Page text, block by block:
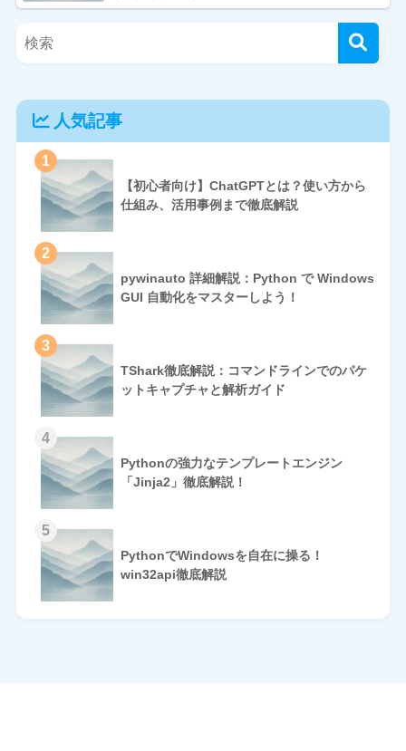
人気記事
1
【初心者向け】ChatGPTとは？使い方から
仕組み、活用事例まで徹底解説
2
pywinauto 詳細解説：Python で Windows
GUI 自動化をマスターしよう！
3
TShark徹底解説：コマンドラインでのパケ
ットキャプチャと解析ガイド
4
Pythonの強力なテンプレートエンジン
「Jinja2」徹底解説！
5
PythonでWindowsを自在に操る！
win32api徹底解説